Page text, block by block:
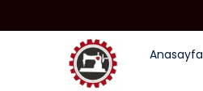
Anasayfa